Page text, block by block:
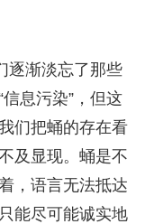
逐渐淡忘了那些
息污染”，但这
们把蛹的存在看
及显现。蛹是不
，语言无法抵达
能尽可能诚实地